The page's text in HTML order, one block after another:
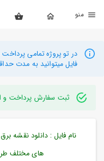
بستن
محصولات
تهیه
راهنما
دانلود
در تو پروژه تمامی
فایل میتوانید به مدت حداقل یک ماه 35
ثبت سفارش پرداخت و
نام فایل : دانلود نقشه
های مختلف طراحی